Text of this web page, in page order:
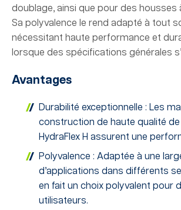
doublage, ainsi que pour des housses
Sa polyvalence le rend adapté à tout
nécessitant haute performance et
lorsque des spécifications générales
Avantages
Durabilité exceptionnelle : Les
construction de haute qualité de
HydraFlex H assurent une
Polyvalence : Adaptée à une
d’applications dans différents
en fait un choix polyvalent pour
utilisateurs.